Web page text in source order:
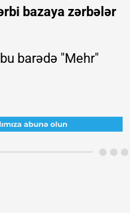
bazaya zərbələr
barədə "Mehr"